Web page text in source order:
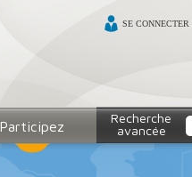
SE CONNECTER
Participez
Recherche
avancée